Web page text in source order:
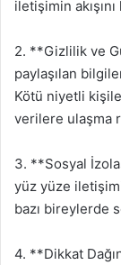
iletişimin
2. **Gizlilik ve
paylaşılan
Kötü niyetli
verilere ulaşma
3. **Sosyal
yüz yüze
bazı bireylerde
4. **Dikkat